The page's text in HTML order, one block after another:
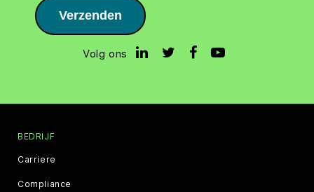
Verzenden
Volg ons
BEDRIJF
Carriere
Compliance